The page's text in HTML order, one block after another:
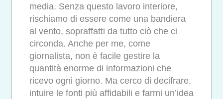
media. Senza questo lavoro interiore,
rischiamo di essere come una bandiera
al vento, sopraffatti da tutto ciò che ci
circonda. Anche per me, come
giornalista, non è facile gestire la
quantità enorme di informazioni che
ricevo ogni giorno. Ma cerco di decifrare,
intuire le fonti più affidabili e farmi un’idea